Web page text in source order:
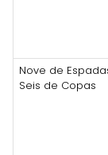
Nove de
Seis de Copas